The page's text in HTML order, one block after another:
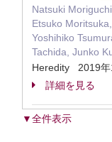
Natsuki
Etsuko
Yoshihiko
Tachida, Junko
Heredity 2019年
詳細を見る
▼全件表示